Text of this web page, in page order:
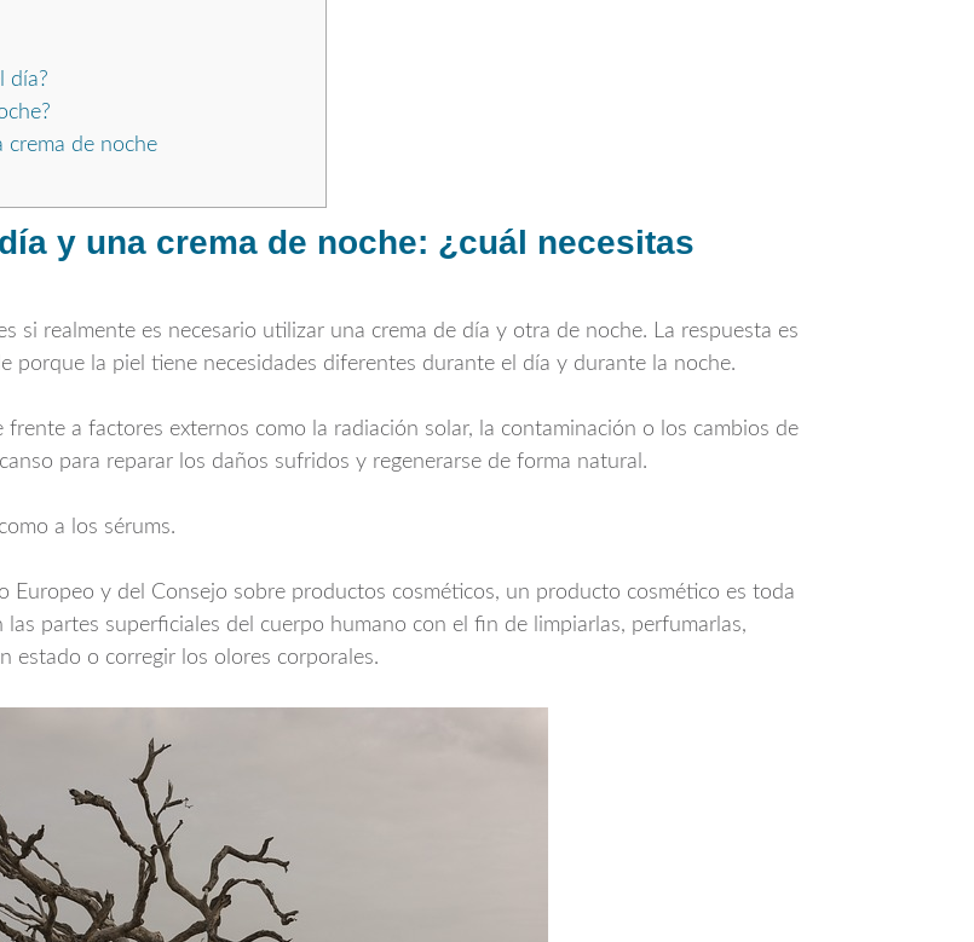
día?
crema de noche
y una crema de noche: ¿cuál necesitas
si realmente es necesario utilizar una crema de día y otra de noche. La respuesta es
porque la piel tiene necesidades diferentes durante el día y durante la noche.
a factores externos como la radiación solar, la contaminación o los cambios de
para reparar los daños sufridos y regenerarse de forma natural.
a los sérums.
Europeo y del Consejo sobre productos cosméticos, un producto cosmético es toda
partes superficiales del cuerpo humano con el fin de limpiarlas, perfumarlas,
estado o corregir los olores corporales.